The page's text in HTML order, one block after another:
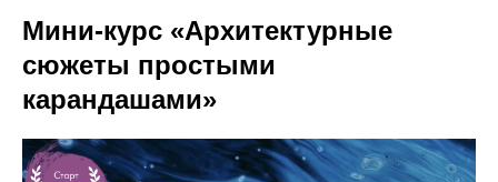
Мини-курс «Архитектурные
сюжеты простыми
карандашами»